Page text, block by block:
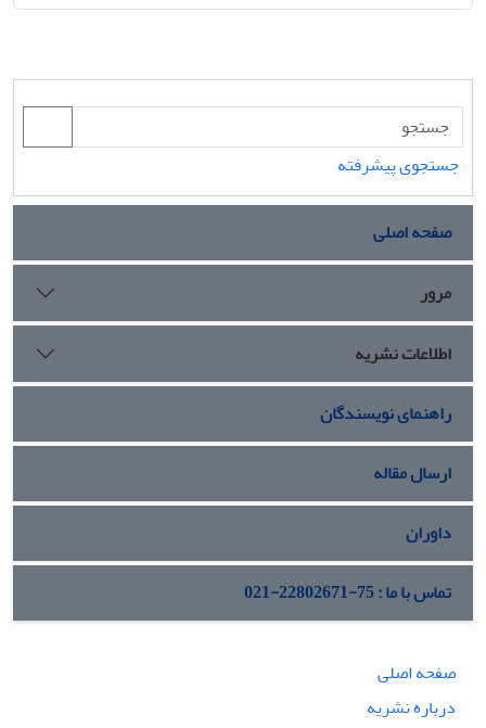
جستجوی پیشرفته
صفحه اصلی
مرور
اطلاعات نشریه
راهنمای نویسندگان
ارسال مقاله
داوران
تماس با ما : 75-22802671-021
صفحه اصلی
درباره نشریه